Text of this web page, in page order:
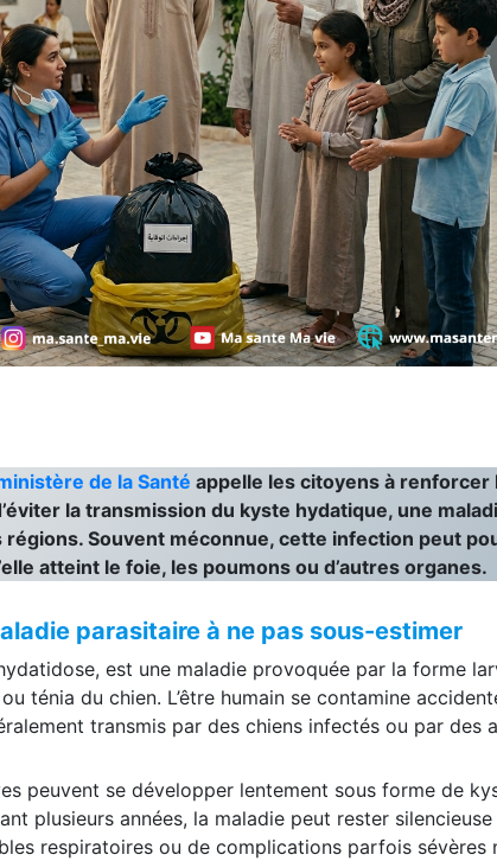
de la Santé appelle les citoyens à renforcer
la transmission du kyste hydatique, une
Souvent méconnue, cette infection peut
atteint le foie, les poumons ou d’autres organes.
parasitaire à ne pas sous-estimer
est une maladie provoquée par la forme
ténia du chien. L’être humain se contamine
transmis par des chiens infectés ou par des
peuvent se développer lentement sous forme de
plusieurs années, la maladie peut rester silencieuse
respiratoires ou de complications parfois sévères